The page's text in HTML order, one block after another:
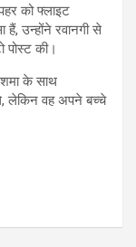
को फ्लाइट
उन्होंने रवानगी से
पोस्ट की।
शमा के साथ
थे, लेकिन वह अपने बच्चे